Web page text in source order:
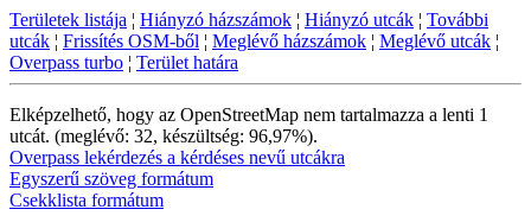
Területek listája ¦ Hiányzó házszámok ¦ Hiányzó utcák ¦ További
utcák ¦ Frissítés OSM-ből ¦ Meglévő házszámok ¦ Meglévő utcák ¦
Overpass turbo ¦ Terület határa
Elképzelhető, hogy az OpenStreetMap nem tartalmazza a lenti 1
utcát. (meglévő: 32, készültség: 96,97%).
Overpass lekérdezés a kérdéses nevű utcákra
Egyszerű szöveg formátum
Csekklista formátum